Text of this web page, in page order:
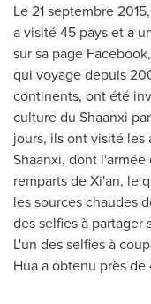
Le 21 septembre
a visité 45 pays et a
sur sa page
qui voyage depuis
continents, ont été
culture du Shaanxi
jours, ils ont visité
Shaanxi, dont
remparts deXi'an, le
les sources chaudes
des selfies à partager
L'un des selfies à
Hua a obtenu près